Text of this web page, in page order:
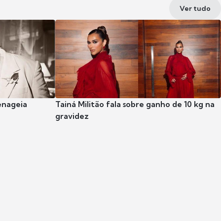
Ver tudo
Tainá Militão fala sobre ganho de 10 kg na
gravidez